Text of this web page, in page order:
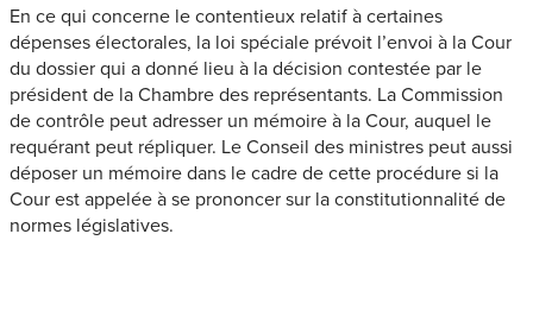
En ce qui concerne le contentieux relatif à certaines
dépenses électorales, la loi spéciale prévoit l’envoi à la Cour
du dossier qui a donné lieu à la décision contestée par le
président de la Chambre des représentants. La Commission
de contrôle peut adresser un mémoire à la Cour, auquel le
requérant peut répliquer. Le Conseil des ministres peut aussi
déposer un mémoire dans le cadre de cette procédure si la
Cour est appelée à se prononcer sur la constitutionnalité de
normes législatives.